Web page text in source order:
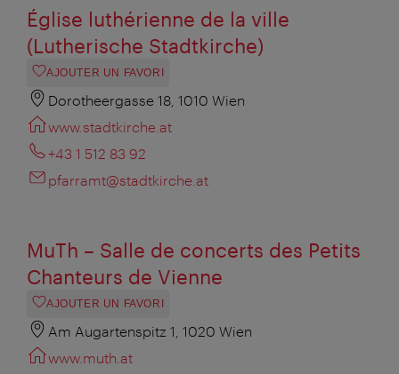
Église luthérienne de la ville
(Lutherische Stadtkirche)
AJOUTER UN FAVORI
Dorotheergasse 18, 1010 Wien
www.stadtkirche.at
+43 1 512 83 92
pfarramt@stadtkirche.at
MuTh – Salle de concerts des Petits
Chanteurs de Vienne
AJOUTER UN FAVORI
Am Augartenspitz 1, 1020 Wien
www.muth.at